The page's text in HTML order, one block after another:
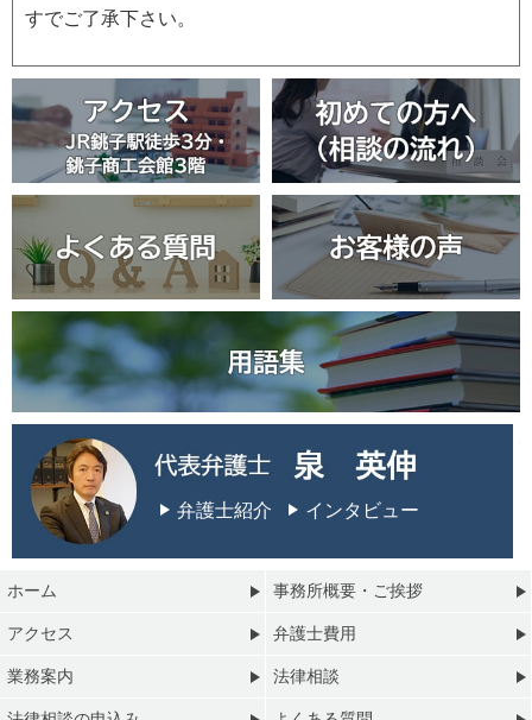
すでご了承下さい。
弁護士紹介 インタビュー
ホーム 事務所概要・ご挨拶
アクセス 弁護士費用
業務案内 法律相談